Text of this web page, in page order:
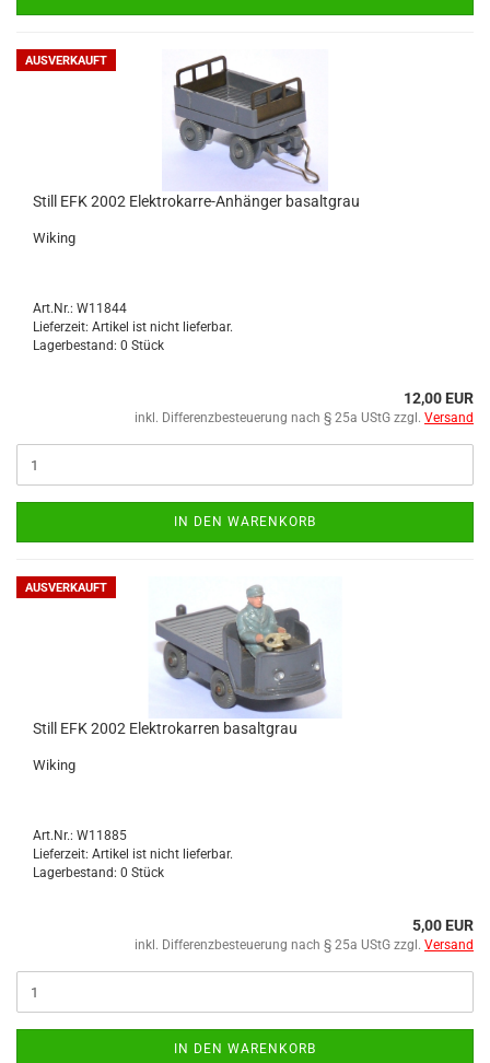
AUSVERKAUFT
Still EFK 2002 Elektrokarre-​​An­hän­ger ba­salt­grau
Wi­king
Art.Nr.: W11844
Lieferzeit: Artikel ist nicht lieferbar.
Lagerbestand: 0 Stück
12,00 EUR
inkl. Differenzbesteuerung nach § 25a UStG zzgl. Versand
IN DEN WARENKORB
AUSVERKAUFT
Still EFK 2002 Elek­tro­kar­ren ba­salt­grau
Wi­king
Art.Nr.: W11885
Lieferzeit: Artikel ist nicht lieferbar.
Lagerbestand: 0 Stück
5,00 EUR
inkl. Differenzbesteuerung nach § 25a UStG zzgl. Versand
IN DEN WARENKORB